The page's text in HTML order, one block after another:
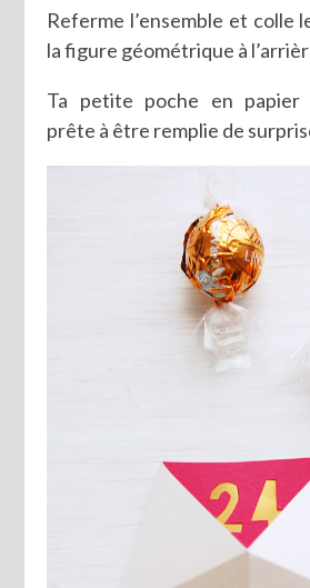
Referme l’ensemble et colle
la figure géométrique à
Ta petite poche en papier
prête à être remplie de